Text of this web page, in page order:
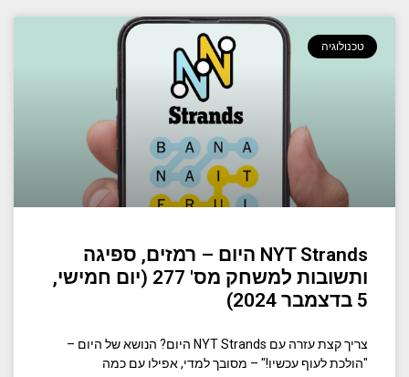
טכנולוגיה
NYT Strands היום – רמזים, ספיגה
ותשובות למשחק מס' 277 (יום חמישי,
5 בדצמבר 2024)
צריך קצת עזרה עם NYT Strands היום? הנושא של היום –
"הולכת לעוף עכשיו!" – מסובך למדי, אפילו עם כמה